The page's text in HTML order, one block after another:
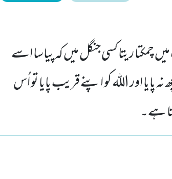
ریتا کسی جنگل میں کہ پیاسا اسے
اور اللہ کو اپنے قریب پایا تو اُس
ہے۔